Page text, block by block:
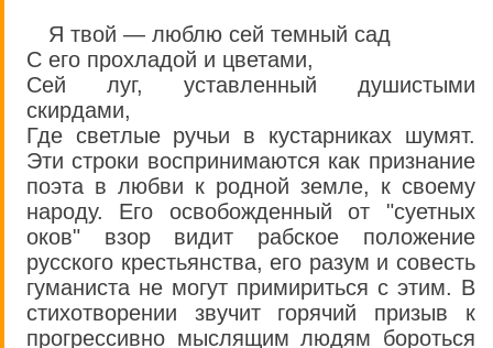
Я твой — люблю сей темный сад
С его прохладой и цветами,
Сей луг, уставленный душистыми
скирдами,
Где светлые ручьи в кустарниках шумят.
Эти строки воспринимаются как признание
поэта в любви к родной земле, к своему
народу. Его освобожденный от "суетных
оков" взор видит рабское положение
русского крестьянства, его разум и совесть
гуманиста не могут примириться с этим. В
стихотворении звучит горячий призыв к
прогрессивно мыслящим людям бороться